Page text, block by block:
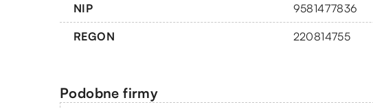
NIP 9581477836
REGON 220814755
Podobne firmy